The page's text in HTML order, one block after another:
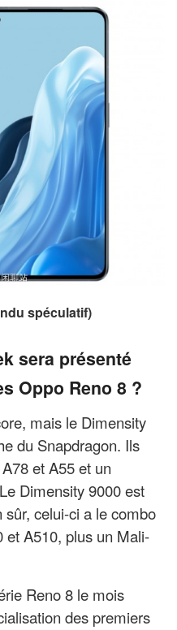
spéculatif)
sera présenté
Oppo Reno 8 ?
mais le Dimensity
du Snapdragon. Ils
et A55 et un
Dimensity 9000 est
celui-ci a le combo
et A510, plus un Mali-
Reno 8 le mois
des premiers